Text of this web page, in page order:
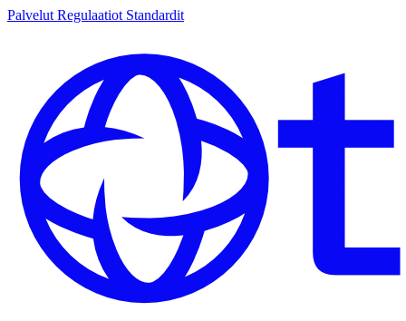
Palvelut Regulaatiot Standardit